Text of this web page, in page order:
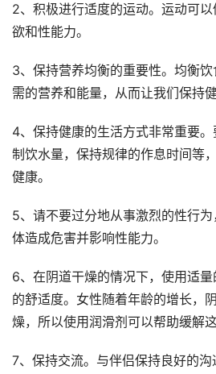
2、积极进行适度的运动。运动可
欲和性能力。
3、保持营养均衡的重要性。均衡
需的营养和能量，从而让我们保持
4、保持健康的生活方式非常重要
制饮水量，保持规律的作息时间等
健康。
5、请不要过分地从事激烈的性行
体造成危害并影响性能力。
6、在阴道干燥的情况下，使用适
的舒适度。女性随着年龄的增长，
燥，所以使用润滑剂可以帮助缓解这
7、保持交流。与伴侣保持良好的